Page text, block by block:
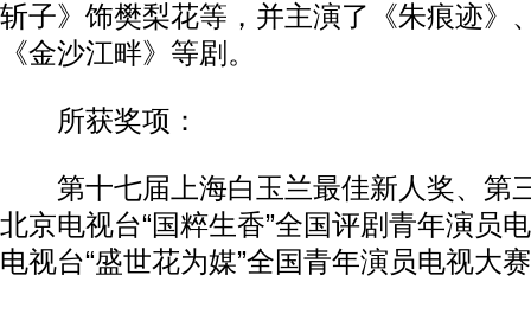
斩子》饰樊梨花等，并主演了《朱痕迹》
《金沙江畔》等剧。
所获奖项：
第十七届上海白玉兰最佳新人奖、第
北京电视台“国粹生香”全国评剧青年演员
电视台“盛世花为媒”全国青年演员电视大